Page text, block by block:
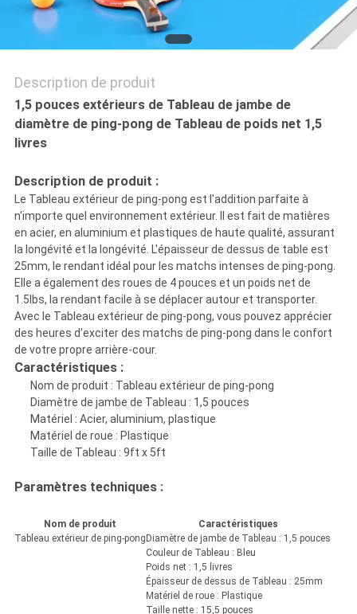
PLAN
SITE
PRIVACY
POLICY
Description de produit
1,5 pouces extérieurs de Tableau de jambe de
diamètre de ping-pong de Tableau de poids net 1,5
livres
Description de produit :
Le Tableau extérieur de ping-pong est l'addition parfaite à
n'importe quel environnement extérieur. Il est fait de matières
en acier, en aluminium et plastiques de haute qualité, assurant
la longévité et la longévité. L'épaisseur de dessus de table est
25mm, le rendant idéal pour les matchs intenses de ping-pong.
Elle a également des roues de 4 pouces et un poids net de
1.5lbs, la rendant facile à se déplacer autour et transporter.
Avec le Tableau extérieur de ping-pong, vous pouvez apprécier
des heures d'exciter des matchs de ping-pong dans le confort
de votre propre arrière-cour.
Caractéristiques :
Nom de produit : Tableau extérieur de ping-pong
Diamètre de jambe de Tableau : 1,5 pouces
Matériel : Acier, aluminium, plastique
Matériel de roue : Plastique
Taille de Tableau : 9ft x 5ft
Paramètres techniques :
Nom de produit
Caractéristiques
Tableau extérieur de ping-pong Diamètre de jambe de Tableau : 1,5 pouces
Couleur de Tableau : Bleu
Poids net : 1,5 livres
Épaisseur de dessus de Tableau : 25mm
Matériel de roue : Plastique
Taille nette : 15,5 pouces